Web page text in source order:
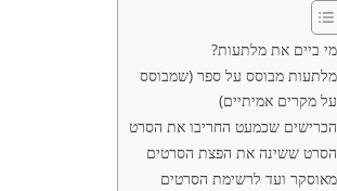
מי ביים את מלתעות?
מלתעות מבוסס על ספר (שמבוסס
על מקרים אמיתיים)
הכרישים שכמעט החריבו את הסרט
הסרט ששינה את הפצת הסרטים
מאוסקר ועד לרשימת הסרטים